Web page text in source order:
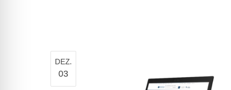
DEZ.
03